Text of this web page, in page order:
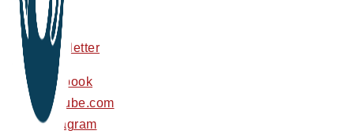
newsletter
facebook
youtube.com
instagram